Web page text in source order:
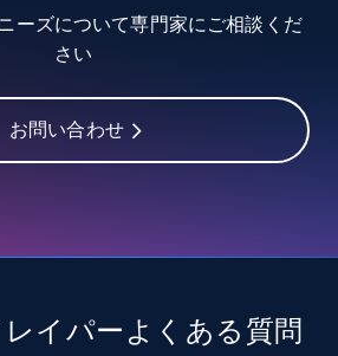
無料トライアル
posts - Search videos by
Views, and more.
無料トライアル
ーズについて専門家にご相談くだ
さい
お問い合わせ
イパーよくある質問